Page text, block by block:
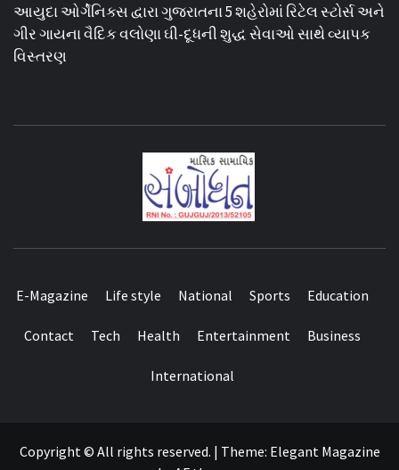
આયુદા ઓર્ગેનિક્સ દ્વારા ગુજરાતના 5 શહેરોમાં રિટેલ સ્ટોર્સ અને
ગીર ગાયના વૈદિક વલોણા ઘી-દૂધની શુદ્ધ સેવાઓ સાથે વ્યાપક
વિસ્તરણ
E-Magazine Life style National Sports Education
Contact Tech Health Entertainment Business
International
Copyright © All rights reserved. | Theme: Elegant Magazine